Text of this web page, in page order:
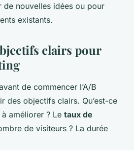
de nouvelles idées ou pour
existants.
clairs pour
de commencer l’A/B
des objectifs clairs. Qu’est-ce
améliorer ? Le taux de
de visiteurs ? La durée